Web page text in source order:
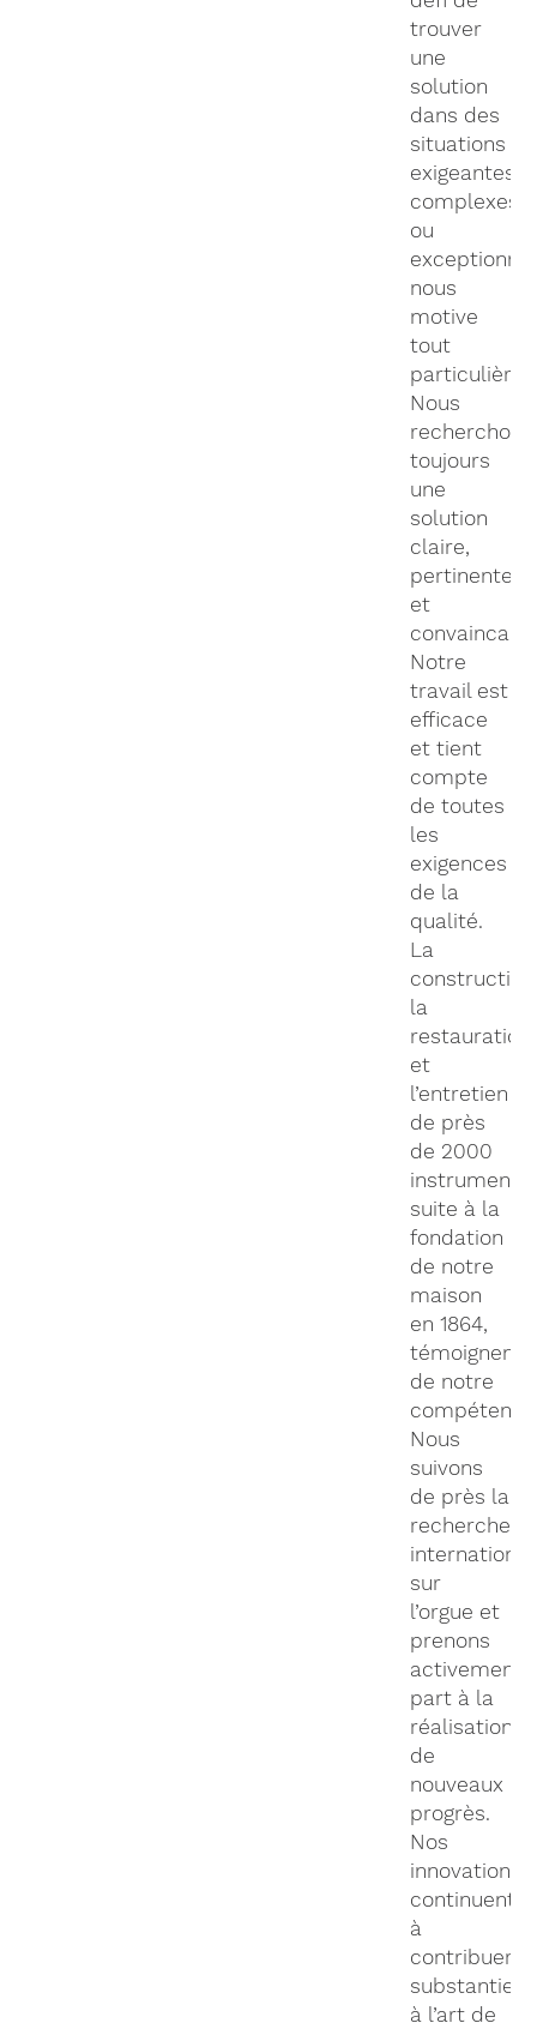
trouver
une
solution
dans des
situations
exigeantes,
complexes
ou
nous
motive
tout
Nous
recherchons
toujours
une
solution
claire,
pertinente
et
Notre
travail est
efficace
et tient
compte
de toutes
les
exigences
de la
qualité.
La
la
restauration
et
l’entretien
de près
de 2000
instruments,
suite à la
fondation
de notre
maison
en 1864,
témoignent
de notre
Nous
suivons
de près la
recherche
sur
l’orgue et
prenons
activement
part à la
réalisation
de
nouveaux
progrès.
Nos
innovations
continuent
à
contribuer
à l’art de